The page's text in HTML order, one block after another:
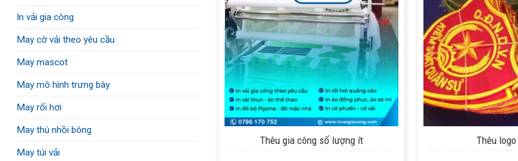
In vải gia công
May cờ vải theo yêu cầu
May mascot
May mô hình trưng bày
May rối hơi
May thú nhồi bông
May túi vải
Thêu gia công số lượng ít Thêu